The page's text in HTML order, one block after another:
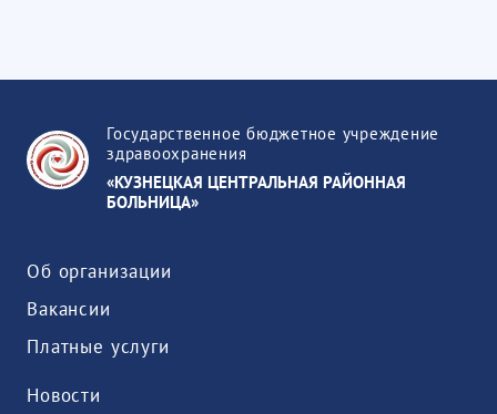
Государственное бюджетное учреждение
здравоохранения
«КУЗНЕЦКАЯ ЦЕНТРАЛЬНАЯ РАЙОННАЯ
БОЛЬНИЦА»
Об организации
Вакансии
Платные услуги
Новости